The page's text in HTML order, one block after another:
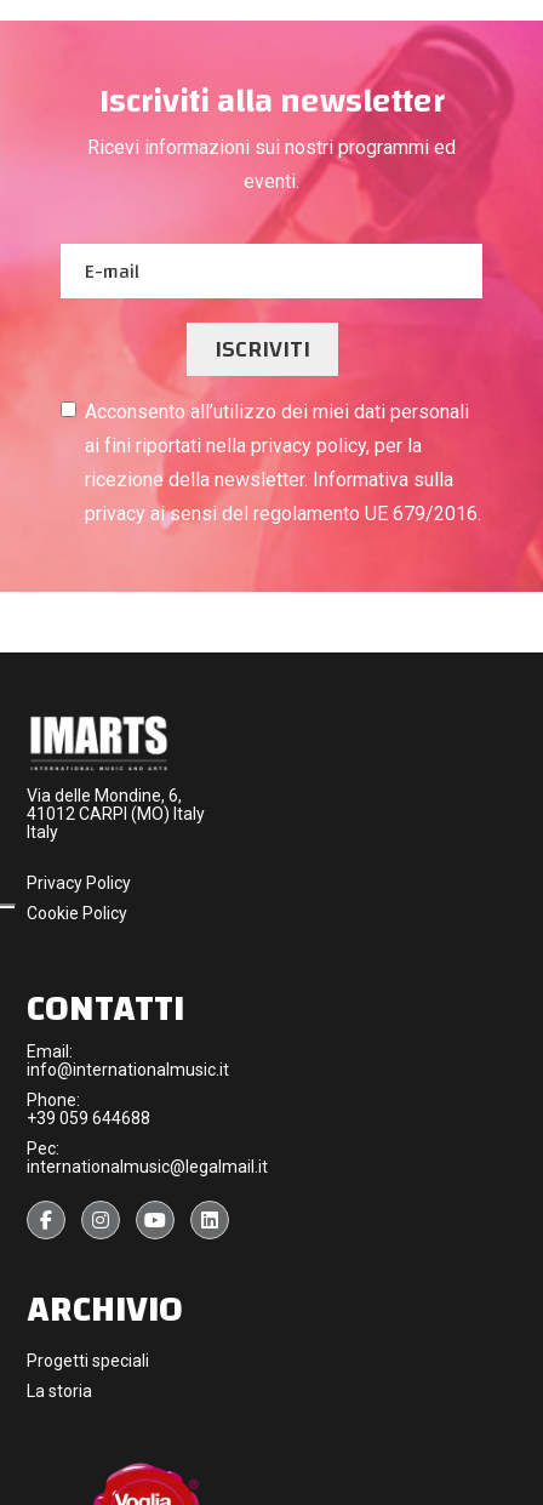
Iscriviti alla newsletter
Ricevi informazioni sui nostri programmi ed
eventi.
ISCRIVITI
Acconsento all’utilizzo dei miei dati personali
ai fini riportati nella privacy policy, per la
ricezione della newsletter. Informativa sulla
privacy ai sensi del regolamento UE 679/2016.
Via delle Mondine, 6,
41012 CARPI (MO) Italy
Italy
Privacy Policy
Cookie Policy
CONTATTI
Email:
info@internationalmusic.it
Phone:
+39 059 644688
Pec:
internationalmusic@legalmail.it
ARCHIVIO
Progetti speciali
La storia